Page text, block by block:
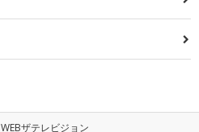
WEBザテレビジョン